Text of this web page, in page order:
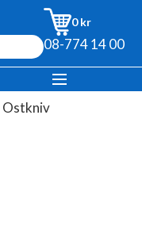
0 kr
08-774 14 00
Ostkniv